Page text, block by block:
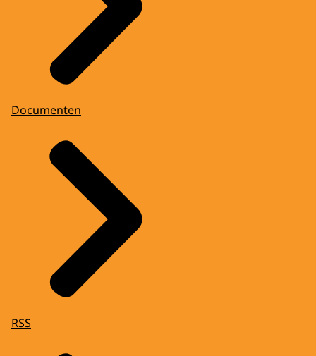
Documenten
RSS